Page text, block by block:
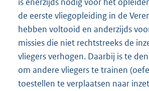
de eerste vliegopleiding in de
hebben voltooid en anderzijds
missies die niet rechtstreeks de
vliegers verhogen. Daarbij is te
om andere vliegers te trainen
toestellen te verplaatsen naar